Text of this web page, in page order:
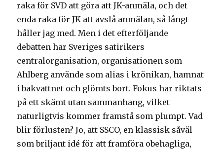
raka för SVD att göra att JK-anmäla, och det
enda raka för JK att avslå anmälan, så långt
håller jag med. Men i det efterföljande
debatten har Sveriges satirikers
centralorganisation, organisationen som
Ahlberg använde som alias i krönikan, hamnat
i bakvattnet och glömts bort. Fokus har riktats
på ett skämt utan sammanhang, vilket
naturligtvis kommer framstå som plumpt. Vad
blir förlusten? Jo, att SSCO, en klassisk såväl
som briljant idé för att framföra obehagliga,